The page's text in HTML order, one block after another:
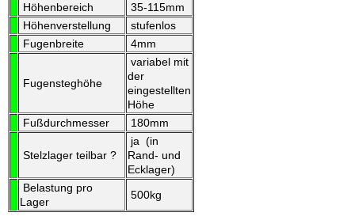
Höhenbereich
35-115mm
Höhenverstellung
stufenlos
Fugenbreite
4mm
Fugensteghöhe
variabel mit
der
eingestellten
Höhe
Fußdurchmesser
180mm
Stelzlager teilbar ?
ja (in
Rand- und
Ecklager)
Belastung pro
Lager
500kg